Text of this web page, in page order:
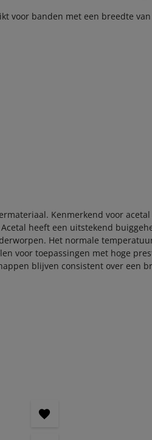
voor banden met een breedte
Kenmerkend voor
heeft een uitstekend
Het normale
voor toepassingen met hoge
blijven consistent over een